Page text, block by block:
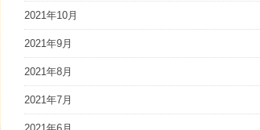
2021年10月
2021年9月
2021年8月
2021年7月